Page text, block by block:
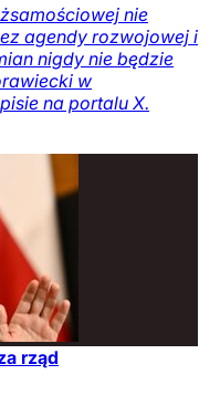
nie
agendy rozwojowej i
nigdy nie będzie
w
na portalu X.
rząd